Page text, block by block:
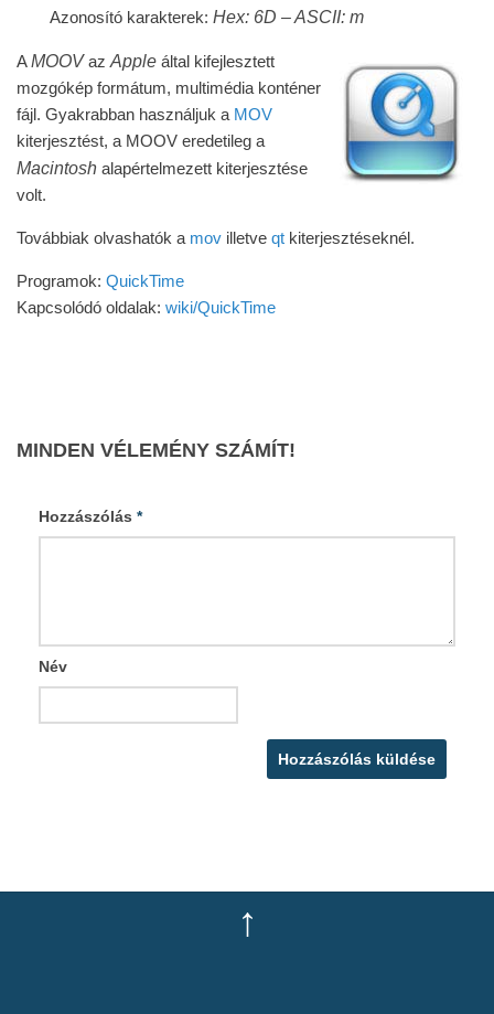
Azonosító karakterek: Hex: 6D – ASCII: m
AMOOVaz Apple által kifejlesztett
mozgókép formátum, multimédia konténer
fájl. Gyakrabban használjuk a MOV
kiterjesztést, a MOOV eredetileg a
Macintosh alapértelmezett kiterjesztése
volt.
Továbbiak olvashatók a mov illetve qt kiterjesztéseknél.
Programok: QuickTime
Kapcsolódó oldalak: wiki/QuickTime
MINDEN VÉLEMÉNY SZÁMÍT!
Hozzászólás *
Név
↑